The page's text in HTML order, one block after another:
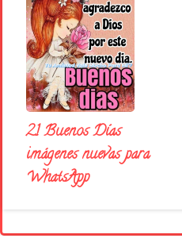
21 Buenos Días
imágenes nuevas para
WhatsApp